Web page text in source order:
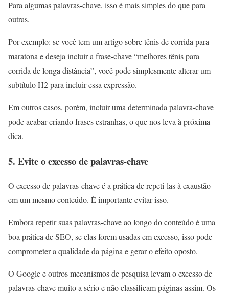
Para algumas palavras-chave, isso é mais simples do que para
outras.
Por exemplo: se você tem um artigo sobre tênis de corrida para
maratona e deseja incluir a frase-chave “melhores tênis para
corrida de longa distância”, você pode simplesmente alterar um
subtítulo H2 para incluir essa expressão.
Em outros casos, porém, incluir uma determinada palavra-chave
pode acabar criando frases estranhas, o que nos leva à próxima
dica.
5. Evite o excesso de palavras-chave
O excesso de palavras-chave é a prática de repeti-las à exaustão
em um mesmo conteúdo. É importante evitar isso.
Embora repetir suas palavras-chave ao longo do conteúdo é uma
boa prática de SEO, se elas forem usadas em excesso, isso pode
comprometer a qualidade da página e gerar o efeito oposto.
O Google e outros mecanismos de pesquisa levam o excesso de
palavras-chave muito a sério e não classificam páginas assim. Os